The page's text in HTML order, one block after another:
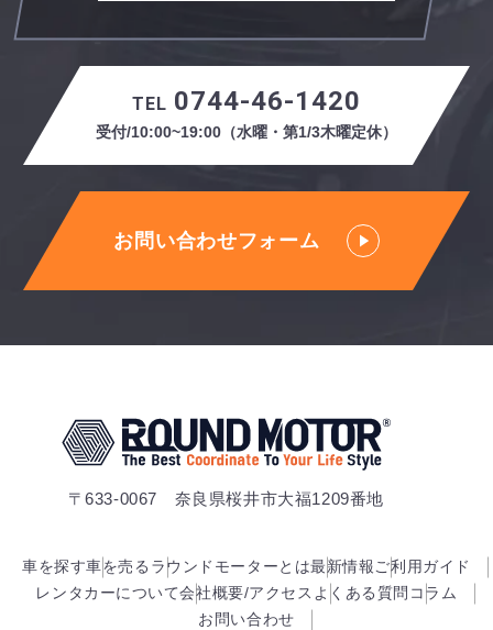
TEL 0744-46-1420
受付/10:00~19:00（水曜・第1/3木曜定休）
お問い合わせフォーム
〒633-0067 奈良県桜井市大福1209番地
車を探す車を売る ラウンドモーターとは最新情報ご利用ガイド
レンタカーについて会社概要/アクセス よくある質問 コラム
お問い合わせ